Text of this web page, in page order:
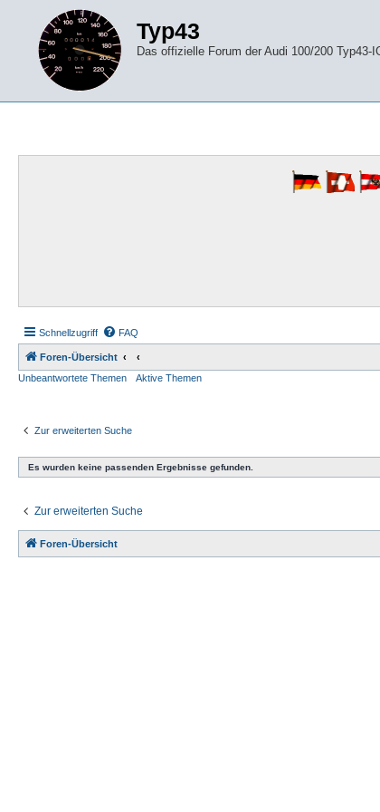
Typ43
Das offizielle Forum der Audi 100/200
Schnellzugriff FAQ
Foren-Übersicht
Unbeantwortete Themen
Aktive Themen
Zur erweiterten Suche
Es wurden keine passenden Ergebnisse gefunden.
Zur erweiterten Suche
Foren-Übersicht